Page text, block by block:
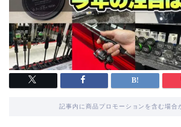
記事内に商品プロモーションを含む場合